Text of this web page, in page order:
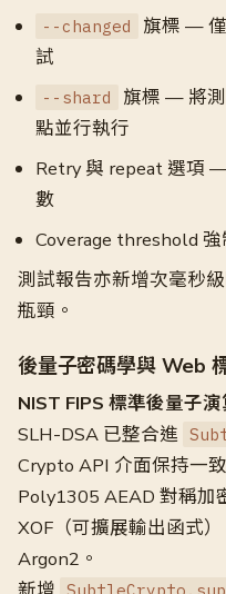
--changed
旗標 —
試
--shard
旗標 — 將
點並行執行
Retry 與 repeat 選項
數
Coverage threshold
測試報告亦新增次毫秒
瓶頸。
後量子密碼學與 Web
NIST FIPS 標準後量子
SLH-DSA 已整合進
Crypto API 介面保持一
Poly1305 AEAD 對稱加
XOF（可擴展輸出函式
Argon2。